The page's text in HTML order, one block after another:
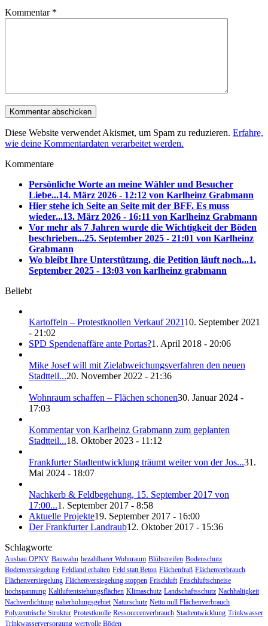
Kommentar *
Diese Website verwendet Akismet, um Spam zu reduzieren. Erfahre,
wie deine Kommentardaten verarbeitet werden.
Kommentare
Persönliche Worte an meine Wähler und Besucher
Liebe...14. März 2026 - 12:12 von Karlheinz Grabmann
Hier stehe ich Seite an Seite mit der BFF. Es muss
wieder...13. März 2026 - 16:11 von Karlheinz Grabmann
Vor mehr als 7 Jahren wurde die Wichtigkeit der Böden
beschrieben...25. September 2025 - 21:01 von Karlheinz
Grabmann
Wo bleibt Ihre Unterstützung, die Petition läuft noch...1.
September 2025 - 13:03 von karlheinz grabmann
Beliebt
Kartoffeln – Protestknollen Verkauf 202110. September 2021
- 21:02
SPD Spendenaffäre ante Portas?1. April 2018 - 20:06
Mike Josef will mit Zielabweichungsverfahren den neuen
Stadtteil...20. November 2022 - 21:36
Wohnraum schaffen – Flächen schonen30. Januar 2024 -
17:03
Kommentar von Karlheinz Grabmann zum geplanten
Stadtteil...18. Oktober 2023 - 11:12
Frankfurter Stadtentwicklung träumt weiter von der Jos...31.
Mai 2024 - 18:07
Nachkerb & Feldbegehung, 15. September 2017 von
17:00...1. September 2017 - 8:58
Aktuelle Projekte19. September 2017 - 16:00
Der Frankfurter Landraub12. Oktober 2017 - 15:36
Schlagworte
Ausbau ÖPNV Bauwahn bezahlbarer Wohnraum Blühstreifen Bodenschutz
Bodenversiegelung Feldland erhalten Feld statt Beton Flächenfraß Flächenverbrauch
Flächenversiegelung Flächenversiegelung stoppen Frischluft Frischluftschneise
hochspannung Kaltluftentstehungsflächen Klimaschutz Landschaftsschutz Nachhaltigkeit
Nachverdichtung naherholungsgebiet Naturschutz Netto null Flächenverbrauch
Polyzentrische Struktur Protestknolle Ressourcenverbrauch Stadtentwicklung Trinkwasser
Trinkwasserversorgung wertvolle Böden